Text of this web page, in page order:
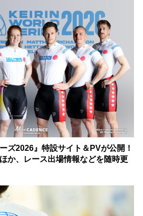
ズ2026』特設サイト＆PVが公開！
か、レース出場情報などを随時更